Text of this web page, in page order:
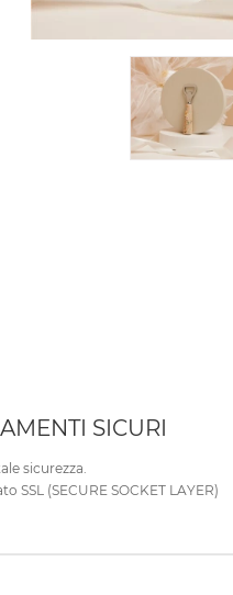
SICURI
sicurezza.
SSL (SECURE SOCKET LAYER)